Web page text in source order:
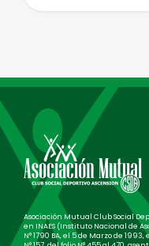
Asociación Mutual Club Social
en INAES (Instituto Nacional de
N° 1790 BA, el 5 de Marzo de